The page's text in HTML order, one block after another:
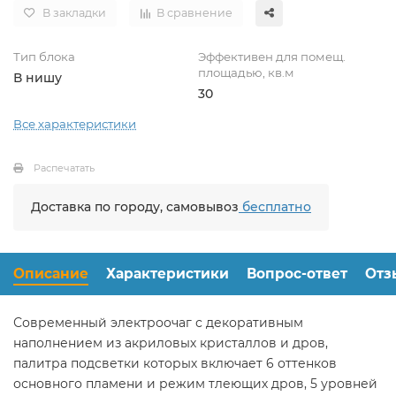
В закладки В сравнение
Тип блока
В нишу
Эффективен для помещ.
площадью, кв.м
30
Все характеристики
Распечатать
Доставка по городу, самовывоз бесплатно
Описание Характеристики Вопрос-ответ
Современный электроочаг с декоративным
наполнением из акриловых кристаллов и дров,
палитра подсветки которых включает 6 оттенков
основного пламени и режим тлеющих дров, 5 уровней